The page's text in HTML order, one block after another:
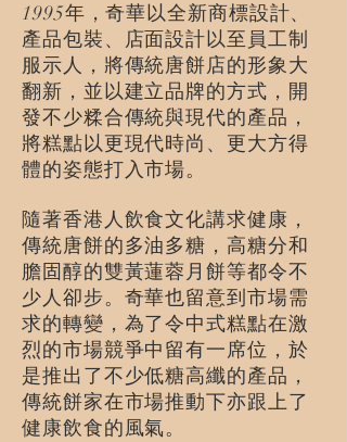
1995年，奇華以全新商標設計、
產品包裝、店面設計以至員工制
服示人，將傳統唐餅店的形象大
翻新，並以建立品牌的方式，開
發不少糅合傳統與現代的產品，
將糕點以更現代時尚、更大方得
體的姿態打入市場。
隨著香港人飲食文化講求健康，
傳統唐餅的多油多糖，高糖分和
膽固醇的雙黃蓮蓉月餅等都令不
少人卻步。奇華也留意到市場需
求的轉變，為了令中式糕點在激
烈的市場競爭中留有一席位，於
是推出了不少低糖高纖的產品，
傳統餅家在市場推動下亦跟上了
健康飲食的風氣。